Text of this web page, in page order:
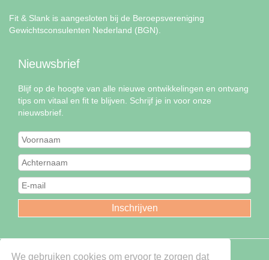
We gebruiken cookies om ervoor te zorgen dat
Fit & Slank is aangesloten bij de Beroepsvereniging
Gewichtsconsulenten Nederland (BGN).
Nieuwsbrief
Blijf op de hoogte van alle nieuwe ontwikkelingen en ontvang
tips om vitaal en fit te blijven. Schrijf je in voor onze
nieuwsbrief.
Copyright © Fit & Slank - 2026